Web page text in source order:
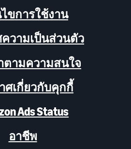
ไขการใช้งาน
วามเป็นส่วนตัว
ามความสนใจ
ศเกี่ยวกับคุกกี้
Ads Status
อาชีพ